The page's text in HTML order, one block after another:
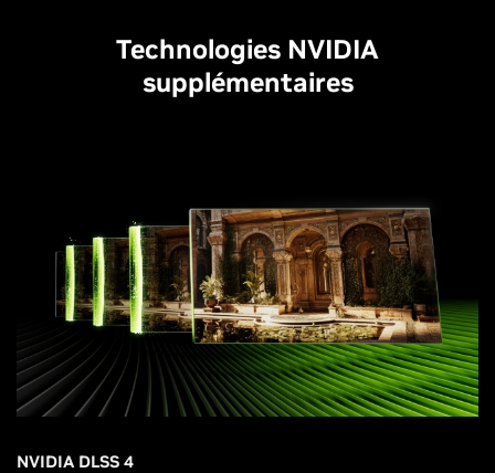
Technologies NVIDIA
supplémentaires
NVIDIA DLSS 4